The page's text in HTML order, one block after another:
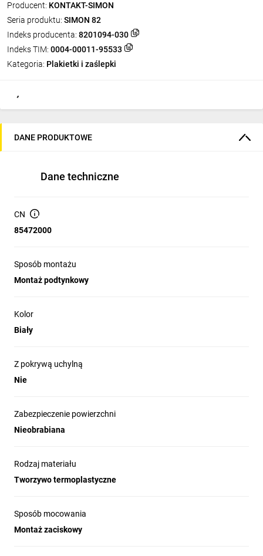
Producent: KONTAKT-SIMON
Seria produktu: SIMON 82
Indeks producenta: 8201094-030
Indeks TIM: 0004-00011-95533
Kategoria: Plakietki i zaślepki
DANE PRODUKTOWE
Dane techniczne
CN
85472000
Sposób montażu
Montaż podtynkowy
Kolor
Biały
Z pokrywą uchylną
Nie
Zabezpieczenie powierzchni
Nieobrabiana
Rodzaj materiału
Tworzywo termoplastyczne
Sposób mocowania
Montaż zaciskowy